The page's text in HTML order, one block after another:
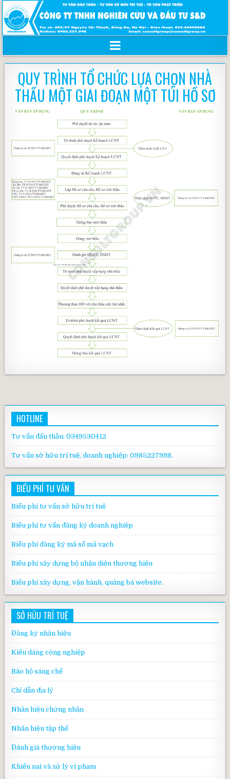
QUY TRÌNH TỔ CHỨC LỰA CHỌN NHÀ
THẦU MỘT GIAI ĐOẠN MỘT TÚI HỒ SƠ
HOTLINE
Tư vấn đấu thầu: 0349530412
Tư vấn sở hữu trí tuệ, doanh nghiệp: 0985227998.
BIỂU PHÍ TƯ VẤN
Biểu phí tư vấn sở hữu trí tuệ
Biểu phí tư vấn đăng ký doanh nghiệp
Biểu phí đăng ký mã số mã vạch
Biểu phí xây dựng bộ nhận diện thương hiệu
Biểu phí xây dựng, vận hành, quảng bá website.
SỞ HỮU TRÍ TUỆ
Đăng ký nhãn hiệu
Kiểu dáng công nghiệp
Bảo hộ sáng chế
Chỉ dẫn địa lý
Nhãn hiệu chứng nhận
Nhãn hiệu tập thể
Đánh giá thương hiệu
Khiếu nại và xử lý vi phạm